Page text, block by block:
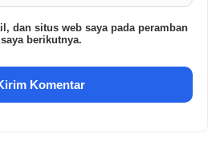
dan situs web saya pada peramban
berikutnya.